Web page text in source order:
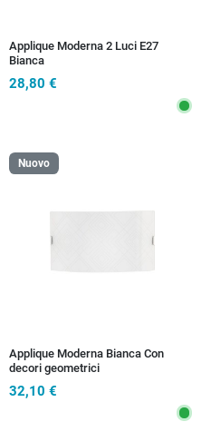
Applique Moderna 2 Luci E27
Bianca
28,80 €
Nuovo
Applique Moderna Bianca Con
decori geometrici
32,10 €